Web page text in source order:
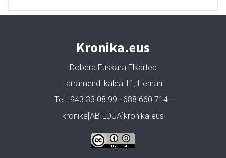
Kronika.eus
Dobera Euskara Elkartea
Larramendi kalea 11, Hernani
Tel.: 943 33 08 99 · 688 660 714 ·
kronika[ABILDUA]kronika.eus